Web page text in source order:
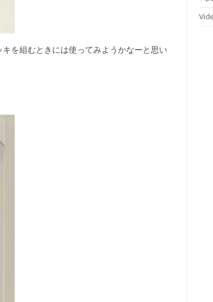
を組むときには使ってみようかなーと思い